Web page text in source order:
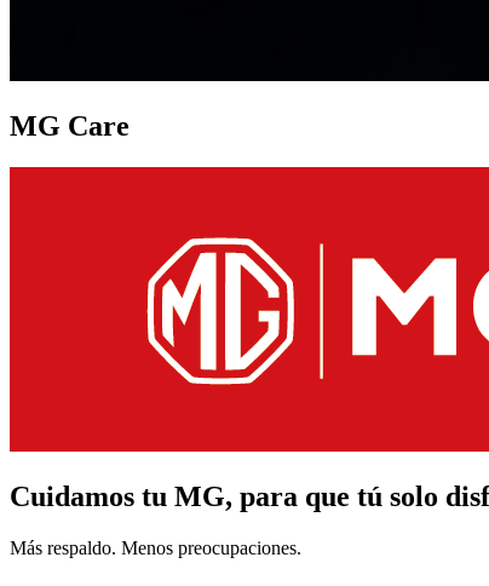
MG Care
Cuidamos tu MG, para que tú solo
Más respaldo. Menos preocupaciones.